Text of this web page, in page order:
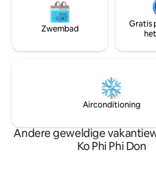
Zwembad
Gratis
Airconditioning
Andere geweldige
Ko Phi Phi Don